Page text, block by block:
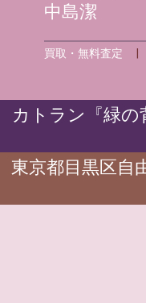
中島潔
買取・無料査定
カトラン『緑
東京都目黒区自